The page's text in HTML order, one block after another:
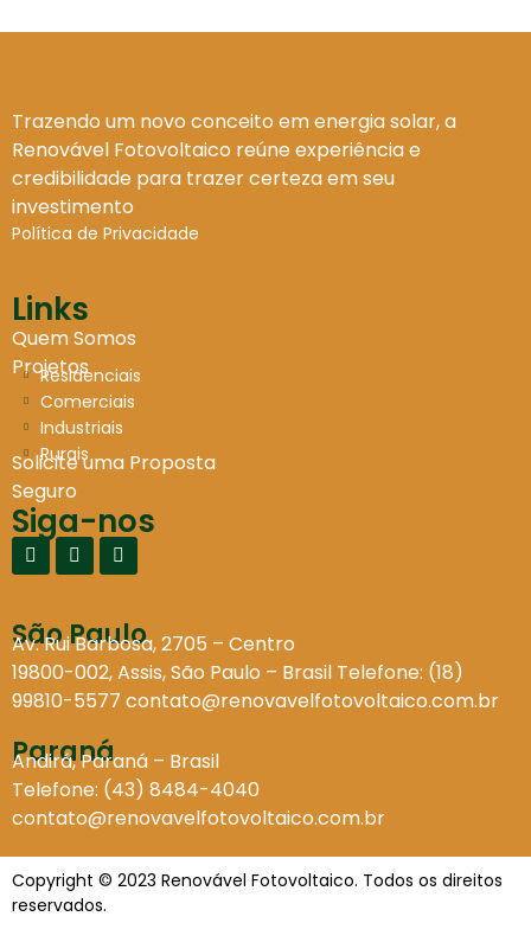
Trazendo um novo conceito em energia solar, a
Renovável Fotovoltaico reúne experiência e
credibilidade para trazer certeza em seu
investimento
Política de Privacidade
Links
Quem Somos
Projetos
Residenciais
Comerciais
Industriais
Rurais
Solicite uma Proposta
Seguro
Siga-nos
São Paulo
Av. Rui Barbosa, 2705 – Centro
19800-002, Assis, São Paulo – Brasil Telefone: (18)
99810-5577 contato@renovavelfotovoltaico.com.br
Paraná
Andirá, Paraná – Brasil
Telefone: (43) 8484-4040
contato@renovavelfotovoltaico.com.br
Copyright © 2023 Renovável Fotovoltaico. Todos os direitos
reservados.